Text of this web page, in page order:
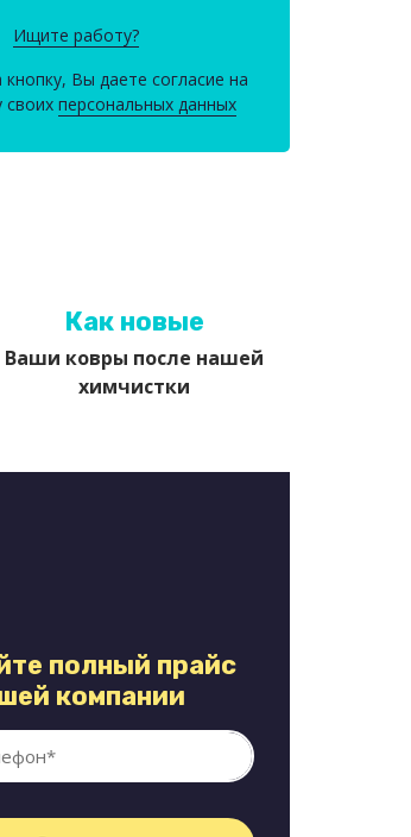
Ищите работу?
Вы даете согласие на
своихперсональных данных
Как новые
Ваши ковры после нашей
химчистки
полный прайс
компании